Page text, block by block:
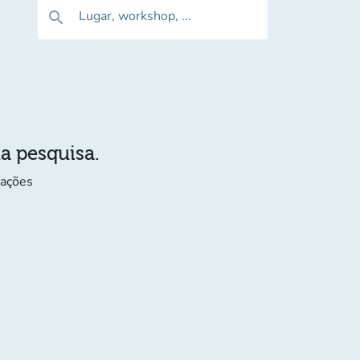
search Lugar, workshop, ...
pesquisa.